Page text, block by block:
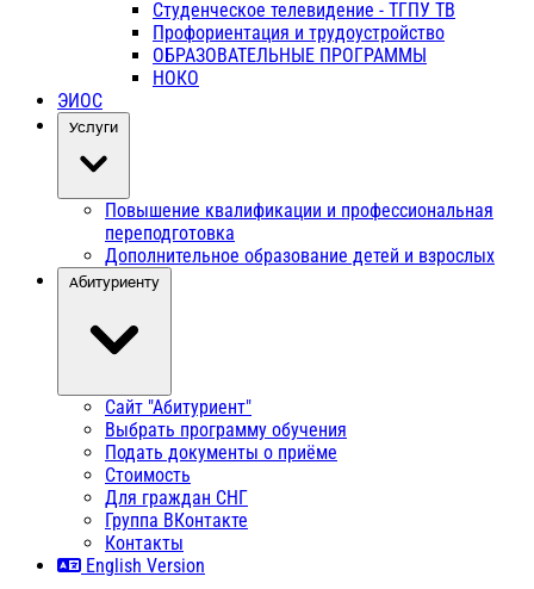
Студенческое телевидение - ТГПУ ТВ
Профориентация и трудоустройство
ОБРАЗОВАТЕЛЬНЫЕ ПРОГРАММЫ
НОКО
ЭИОС
Услуги
Повышение квалификации и профессиональная
переподготовка
Дополнительное образование детей и взрослых
Абитуриенту
Сайт "Абитуриент"
Выбрать программу обучения
Подать документы о приёме
Стоимость
Для граждан СНГ
Группа ВКонтакте
Контакты
English Version